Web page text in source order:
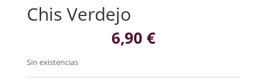
Chis Verdejo
6,90 €
Sin existencias